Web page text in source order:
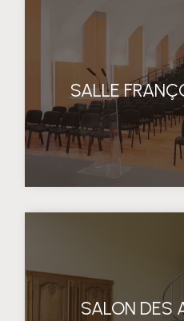
SALLE
SALON DES